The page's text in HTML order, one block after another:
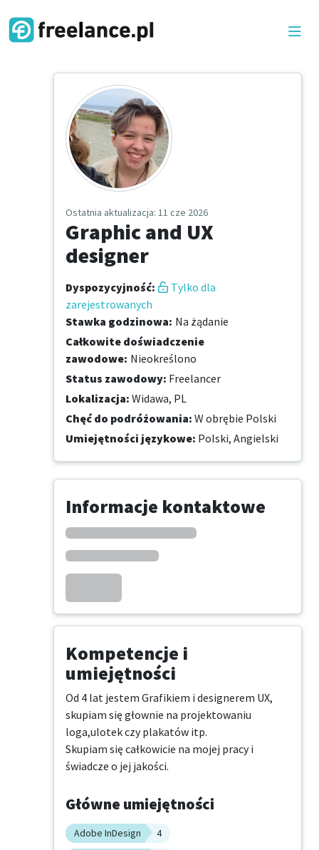
Ostatnia aktualizacja: 11 cze 2026
Graphic and UX
designer
Dyspozycyjność:
Tylko dla
zarejestrowanych
Stawka godzinowa: Na żądanie
Całkowite doświadczenie
zawodowe: Nieokreślono
Status zawodowy: Freelancer
Lokalizacja: Widawa, PL
Chęć do podróżowania: W obrębie Polski
Umiejętności językowe: Polski, Angielski
Informacje kontaktowe
Kompetencje i
umiejętności
Od 4 lat jestem Grafikiem i designerem UX,
skupiam się głownie na projektowaniu
loga,ulotek czy plakatów itp.
Skupiam się całkowicie na mojej pracy i
świadcze o jej jakości.
Główne umiejętności
Adobe InDesign
4